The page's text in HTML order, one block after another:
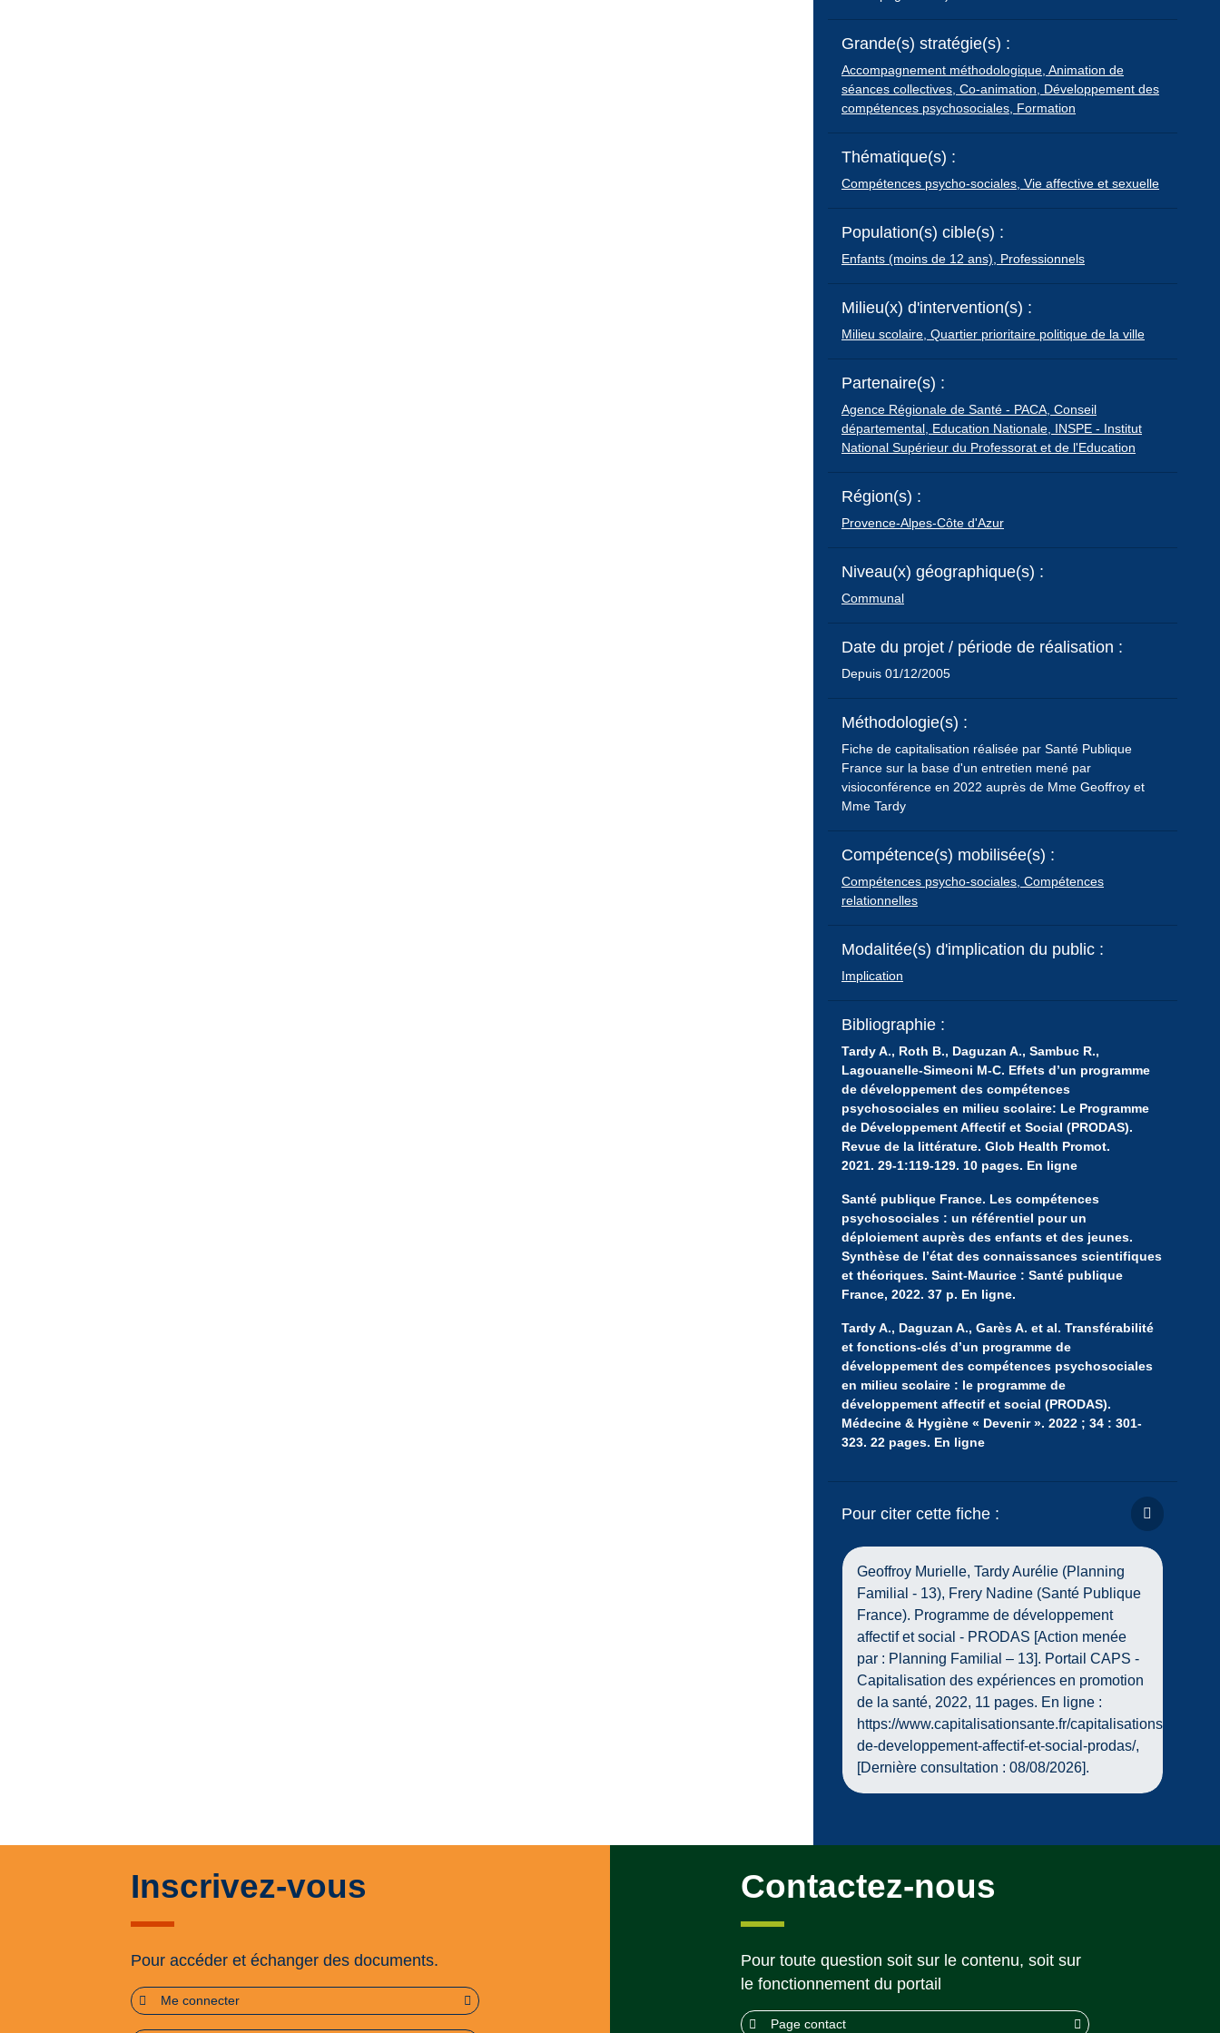
Grande(s) stratégie(s) :
Accompagnement méthodologique, Animation de
séances collectives, Co-animation, Développement des
compétences psychosociales, Formation
Thématique(s) :
Compétences psycho-sociales, Vie affective et sexuelle
Population(s) cible(s) :
Enfants (moins de 12 ans), Professionnels
Milieu(x) d'intervention(s) :
Milieu scolaire, Quartier prioritaire politique de la ville
Partenaire(s) :
Agence Régionale de Santé - PACA, Conseil
départemental, Education Nationale, INSPE - Institut
National Supérieur du Professorat et de l'Education
Région(s) :
Provence-Alpes-Côte d'Azur
Niveau(x) géographique(s) :
Communal
Date du projet / période de réalisation :
Depuis 01/12/2005
Méthodologie(s) :
Fiche de capitalisation réalisée par Santé Publique
France sur la base d'un entretien mené par
visioconférence en 2022 auprès de Mme Geoffroy et
Mme Tardy
Compétence(s) mobilisée(s) :
Compétences psycho-sociales, Compétences
relationnelles
Modalitée(s) d'implication du public :
Implication
Bibliographie :
Tardy A., Roth B., Daguzan A., Sambuc R.,
Lagouanelle-Simeoni M-C. Effets d’un programme
de développement des compétences
psychosociales en milieu scolaire: Le Programme
de Développement Affectif et Social (PRODAS).
Revue de la littérature. Glob Health Promot.
2021. 29-1:119-129. 10 pages. En ligne
Santé publique France. Les compétences
psychosociales : un référentiel pour un
déploiement auprès des enfants et des jeunes.
Synthèse de l’état des connaissances scientifiques
et théoriques. Saint-Maurice : Santé publique
France, 2022. 37 p. En ligne.
Tardy A., Daguzan A., Garès A. et al. Transférabilité
et fonctions-clés d’un programme de
développement des compétences psychosociales
en milieu scolaire : le programme de
développement affectif et social (PRODAS).
Médecine & Hygiène « Devenir ». 2022 ; 34 : 301-
323. 22 pages. En ligne
Pour citer cette fiche : Copier la
Geoffroy Murielle, Tardy Aurélie (Planning
Familial - 13), Frery Nadine (Santé Publique
France). Programme de développement
affectif et social - PRODAS [Action menée
par : Planning Familial – 13]. Portail CAPS -
Capitalisation des expériences en promotion
de la santé, 2022, 11 pages. En ligne :
https://www.capitalisationsante.fr/capitalisations/
de-developpement-affectif-et-social-prodas/,
[Dernière consultation : 08/08/2026].
Inscrivez-vous
Pour accéder et échanger des documents.
Me connecter
Contactez-nous
Pour toute question soit sur le contenu, soit sur
le fonctionnement du portail
Page contact